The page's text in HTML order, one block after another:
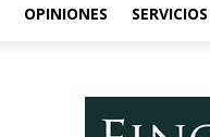
OPINIONES SERVICIOS